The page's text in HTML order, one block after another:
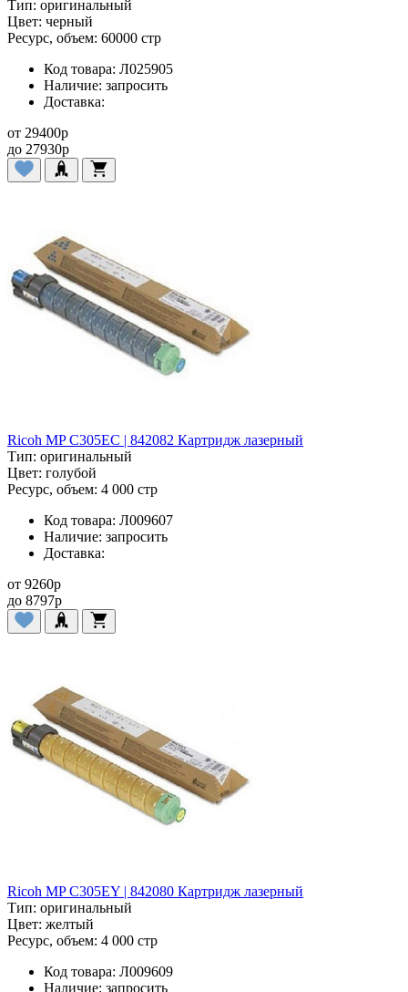
Тип: оригинальный
Цвет: черный
Ресурс, объем: 60000 стр
Код товара: Л025905
Наличие: запросить
Доставка:
от 29400p
до 27930p
Ricoh MP C305EC | 842082 Картридж лазерный
Тип: оригинальный
Цвет: голубой
Ресурс, объем: 4 000 стр
Код товара: Л009607
Наличие: запросить
Доставка:
от 9260p
до 8797p
Ricoh MP C305EY | 842080 Картридж лазерный
Тип: оригинальный
Цвет: желтый
Ресурс, объем: 4 000 стр
Код товара: Л009609
Наличие: запросить